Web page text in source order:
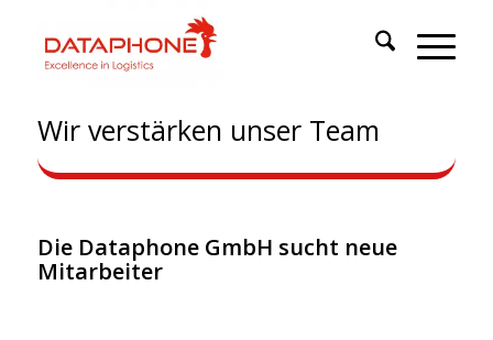
Wir verstärken unser Team
Die Dataphone GmbH sucht neue
Mitarbeiter